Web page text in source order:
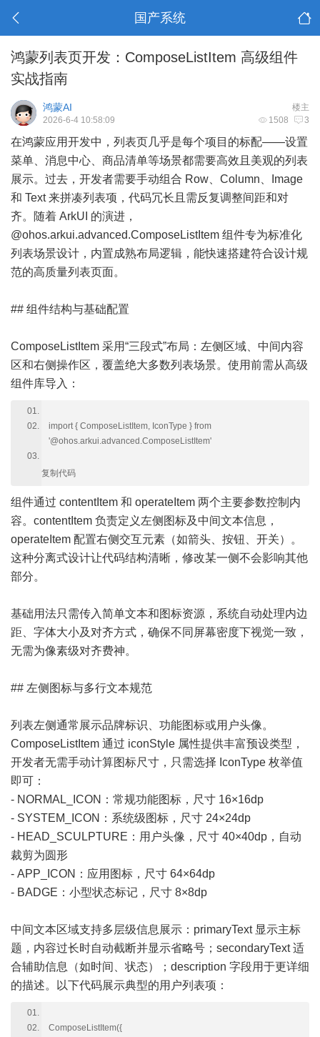
国产系统
鸿蒙列表页开发：ComposeListItem 高级组件
实战指南
楼主
鸿蒙AI
1508 3
2026-6-4 10:58:09
在鸿蒙应用开发中，列表页几乎是每个项目的标配——设置
菜单、消息中心、商品清单等场景都需要高效且美观的列表
展示。过去，开发者需要手动组合 Row、Column、Image
和 Text 来拼凑列表项，代码冗长且需反复调整间距和对
齐。随着 ArkUI 的演进，
@ohos.arkui.advanced.ComposeListItem 组件专为标准化
列表场景设计，内置成熟布局逻辑，能快速搭建符合设计规
范的高质量列表页面。
## 组件结构与基础配置
ComposeListItem 采用“三段式”布局：左侧区域、中间内容
区和右侧操作区，覆盖绝大多数列表场景。使用前需从高级
组件库导入：
import { ComposeListItem, IconType } from
'@ohos.arkui.advanced.ComposeListItem'
复制代码
组件通过 contentItem 和 operateItem 两个主要参数控制内
容。contentItem 负责定义左侧图标及中间文本信息，
operateItem 配置右侧交互元素（如箭头、按钮、开关）。
这种分离式设计让代码结构清晰，修改某一侧不会影响其他
部分。
基础用法只需传入简单文本和图标资源，系统自动处理内边
距、字体大小及对齐方式，确保不同屏幕密度下视觉一致，
无需为像素级对齐费神。
## 左侧图标与多行文本规范
列表左侧通常展示品牌标识、功能图标或用户头像。
ComposeListItem 通过 iconStyle 属性提供丰富预设类型，
开发者无需手动计算图标尺寸，只需选择 IconType 枚举值
即可：
- NORMAL_ICON：常规功能图标，尺寸 16×16dp
- SYSTEM_ICON：系统级图标，尺寸 24×24dp
- HEAD_SCULPTURE：用户头像，尺寸 40×40dp，自动
裁剪为圆形
- APP_ICON：应用图标，尺寸 64×64dp
- BADGE：小型状态标记，尺寸 8×8dp
中间文本区域支持多层级信息展示：primaryText 显示主标
题，内容过长时自动截断并显示省略号；secondaryText 适
合辅助信息（如时间、状态）；description 字段用于更详细
的描述。以下代码展示典型的用户列表项：
ComposeListItem({